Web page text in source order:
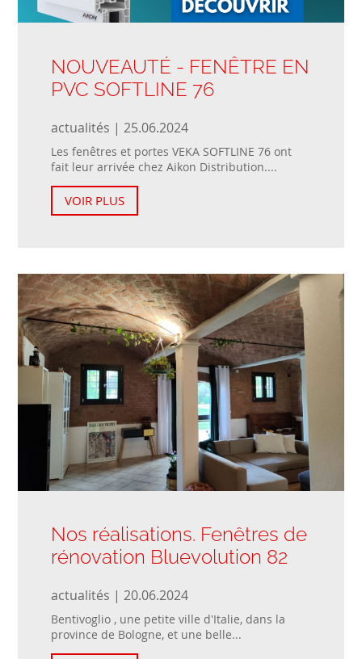
NOUVEAUTÉ - FENÊTRE EN
PVC SOFTLINE 76
actualités | 25.06.2024
Les fenêtres et portes VEKA SOFTLINE 76 ont
fait leur arrivée chez Aikon Distribution....
VOIR PLUS
Nos réalisations. Fenêtres de
rénovation Bluevolution 82
actualités | 20.06.2024
Bentivoglio , une petite ville d'Italie, dans la
province de Bologne, et une belle...